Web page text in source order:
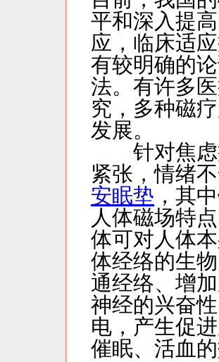
平和深入提
应，临床适
有较明确的
法。有许多
究，多种磁
发展。
针对焦虑
紧张，情绪
安眠垫 ，其
人体磁场特
体可对人体
体经络的生
通经络、增
神经的兴奋
电，产生促
催眠、活血